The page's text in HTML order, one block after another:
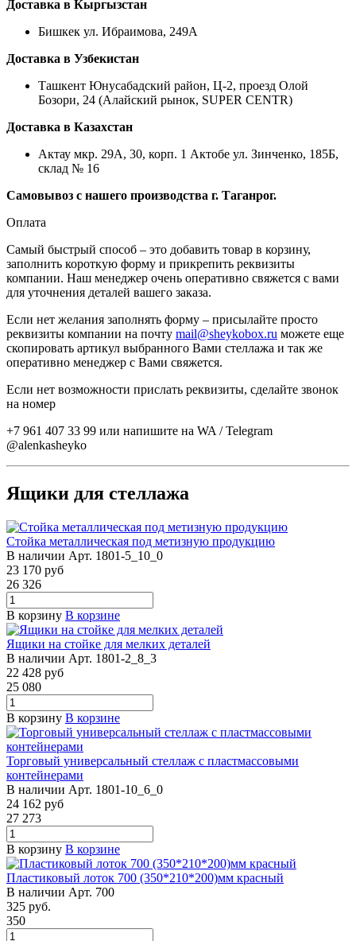
Доставка в Кыргызстан
Бишкек ул. Ибраимова, 249А
Доставка в Узбекистан
Ташкент Юнусабадский район, Ц-2, проезд Олой
Бозори, 24 (Алайский рынок, SUPER CENTR)
Доставка в Казахстан
Актау мкр. 29А, 30, корп. 1 Актобе ул. Зинченко, 185Б,
склад № 16
Самовывоз с нашего производства г. Таганрог.
Оплата
Самый быстрый способ – это добавить товар в корзину,
заполнить короткую форму и прикрепить реквизиты
компании. Наш менеджер очень оперативно свяжется с вами
для уточнения деталей вашего заказа.
Если нет желания заполнять форму – присылайте просто
реквизиты компании на почту mail@sheykobox.ru можете еще
скопировать артикул выбранного Вами стеллажа и так же
оперативно менеджер с Вами свяжется.
Если нет возможности прислать реквизиты, сделайте звонок
на номер
+7 961 407 33 99 или напишите на WA / Telegram
@alenkasheyko
Ящики для стеллажа
Стойка металлическая под метизную продукцию
В наличии Арт. 1801-5_10_0
23 170 руб
26 326
В корзину В корзине
Ящики на стойке для мелких деталей
В наличии Арт. 1801-2_8_3
22 428 руб
25 080
В корзину В корзине
Торговый универсальный стеллаж с пластмассовыми
контейнерами
В наличии Арт. 1801-10_6_0
24 162 руб
27 273
В корзину В корзине
Пластиковый лоток 700 (350*210*200)мм красный
В наличии Арт. 700
325 руб.
350